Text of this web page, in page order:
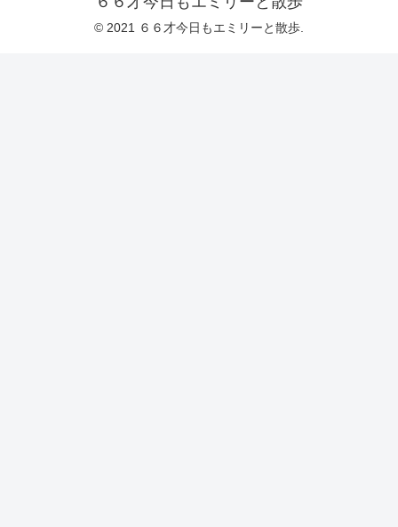
© 2021 ６６才今日もエミリーと散歩.